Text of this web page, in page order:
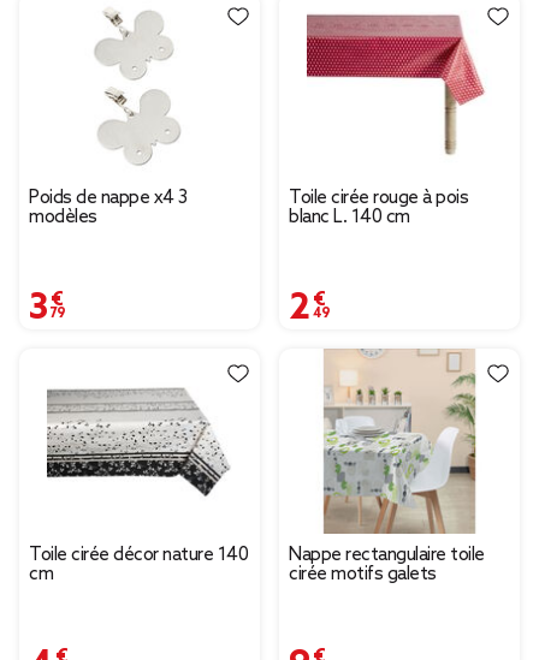
Poids de nappe x4 3
modèles
3,79 €
Toile cirée rouge à pois
blanc L. 140 cm
2,49 €
Toile cirée décor nature 140
cm
4,99 €
Nappe rectangulaire toile
cirée motifs galets
9,99 €